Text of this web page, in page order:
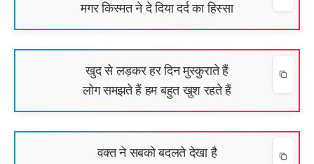
मगर किस्मत ने दे दिया दर्द का हिस्सा
खुद से लड़कर हर दिन मुस्कुराते हैं
लोग समझते हैं हम बहुत खुश रहते हैं
वक्त ने सबको बदलते देखा है